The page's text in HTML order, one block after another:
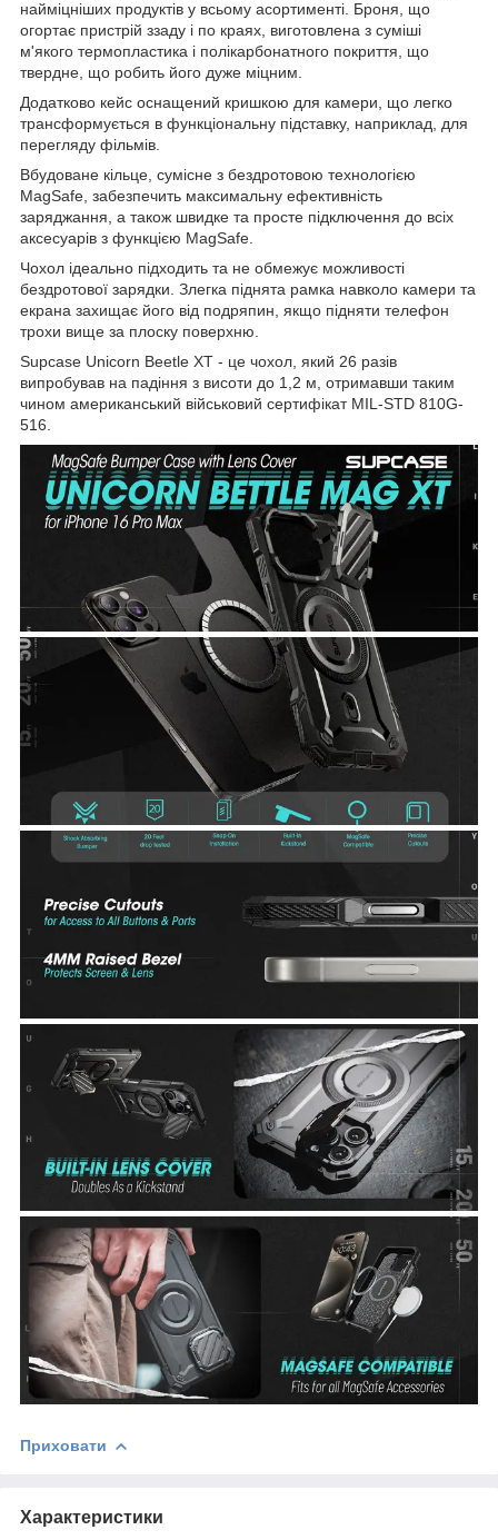
найміцніших продуктів у всьому асортименті. Броня, що
огортає пристрій ззаду і по краях, виготовлена ​​з суміші
м'якого термопластика і полікарбонатного покриття, що
твердне, що робить його дуже міцним.
Додатково кейс оснащений кришкою для камери, що легко
трансформується в функціональну підставку, наприклад, для
перегляду фільмів.
Вбудоване кільце, сумісне з бездротовою технологією
MagSafe, забезпечить максимальну ефективність
заряджання, а також швидке та просте підключення до всіх
аксесуарів з функцією MagSafe.
Чохол ідеально підходить та не обмежує можливості
бездротової зарядки. Злегка піднята рамка навколо камери та
екрана захищає його від подряпин, якщо підняти телефон
трохи вище за плоску поверхню.
Supcase Unicorn Beetle XT - це чохол, який 26 разів
випробував на падіння з висоти до 1,2 м, отримавши таким
чином американський військовий сертифікат MIL-STD 810G-
516.
Приховати
Характеристики